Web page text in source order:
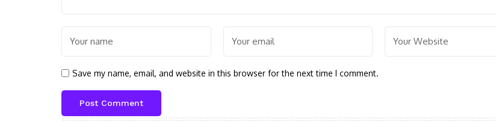
Save my name, email, and website in this browser for the next time I comment.